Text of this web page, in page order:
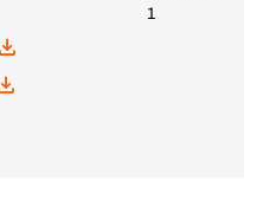
1